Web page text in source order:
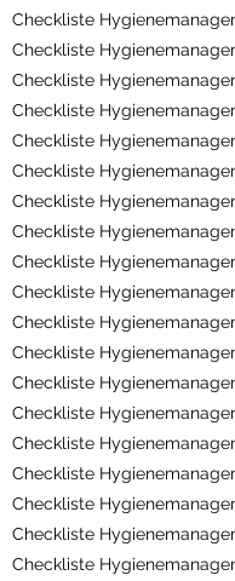
Checkliste
Checkliste
Checkliste
Checkliste
Checkliste
Checkliste
Checkliste
Checkliste
Checkliste
Checkliste
Checkliste
Checkliste
Checkliste
Checkliste
Checkliste
Checkliste
Checkliste
Checkliste
Checkliste